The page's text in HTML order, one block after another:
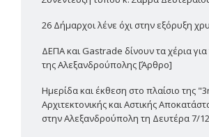
26 Δήμαρχοι λένε όχι στην εξόρυξη
ΔΕΠΑ και Gastrade δίνουν τα χέρια για
της Αλεξανδρούπολης [Άρθρο]
Ημερίδα και έκθεση στο πλαίσιο της
Αρχιτεκτονικής και Αστικής
στην Αλεξανδρούπολη τη Δευτέρα 7/